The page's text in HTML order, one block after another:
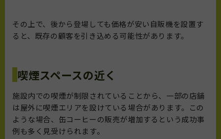
その上で、後から登場しても価格が安い自販機を設置す
ると、既存の顧客を引き込める可能性があります。
喫煙スペースの近く
施設内での喫煙が制限されていることから、一部の店舗
は屋外に喫煙エリアを設けている場合があります。この
ような場合、缶コーヒーの販売が増加するという成功事
例も多く見受けられます。